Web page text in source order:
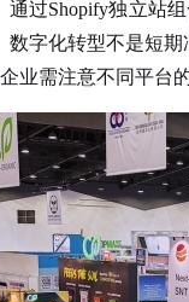
Shopify独立站
字化转型不是短
需注意不同平台